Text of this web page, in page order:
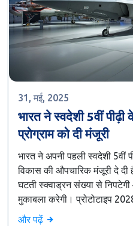
31, मई, 2025
भारत ने स्वदेशी 5वीं
प्रोग्राम को दी मंजूरी
भारत ने अपनी पहली स्वदेशी
विकास की औपचारिक मंजूरी दे दी
घटती स्क्वाड्रन संख्या से
मुकाबला करेगी। प्रोटोटाइप
जिसमें निजी क्षेत्र को भी शामिल
और पढ़ें